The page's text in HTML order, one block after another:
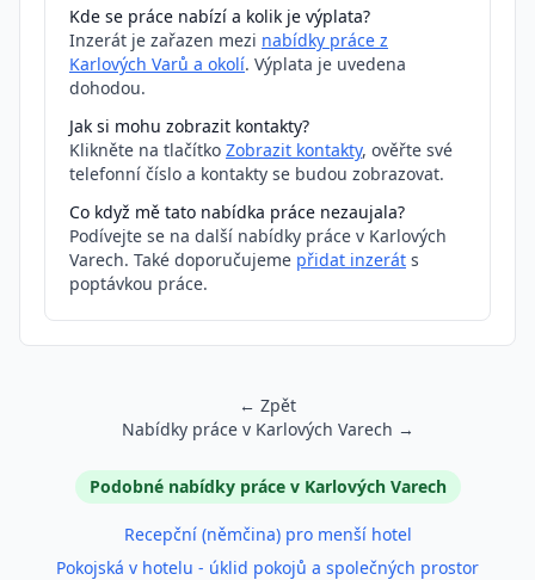
Kde se práce nabízí a kolik je výplata?
Inzerát je zařazen mezi nabídky práce z
Karlových Varů a okolí. Výplata je uvedena
dohodou.
Jak si mohu zobrazit kontakty?
Klikněte na tlačítko Zobrazit kontakty, ověřte své
telefonní číslo a kontakty se budou zobrazovat.
Co když mě tato nabídka práce nezaujala?
Podívejte se na další nabídky práce v Karlových
Varech. Také doporučujeme přidat inzerát s
poptávkou práce.
← Zpět
Nabídky práce v Karlových Varech →
Podobné inzeráty
Podobné nabídky práce v Karlových Varech
Recepční (němčina) pro menší hotel
Pokojská v hotelu - úklid pokojů a společných prostor